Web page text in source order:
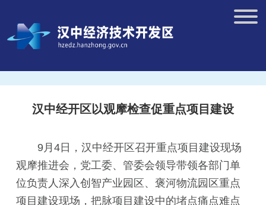
汉中经开区以观摩检查促重点项目建设
9月4日，汉中经开区召开重点项目建设现场
观摩推进会，党工委、管委会领导带领各部门单
位负责人深入创智产业园区、褒河物流园区重点
项目建设现场，把脉项目建设中的堵点痛点难点